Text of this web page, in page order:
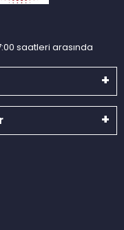
saatleri arasında